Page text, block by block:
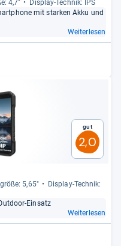
4,7"
Dis­play-​Tech­nik: IPS
mit star­ken Akku und
Weiterlesen
Gut
2,0
5,65"
Dis­play-​Tech­nik:
​Ein­satz
Weiterlesen